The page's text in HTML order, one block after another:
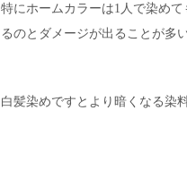
特にホームカラーは1人で染め
るのとダメージが出ることが多
白髪染めですとより暗くなる染